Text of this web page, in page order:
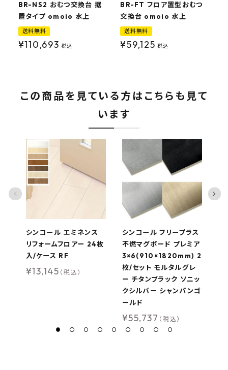
BR-NS2 おむつ交換台 据
置タイプ omoio 水上
送料無料
¥110,693 税込
BR-FT フロア置型おむつ
交換台 omoio 水上
送料無料
¥59,125 税込
この商品を見ている方はこちらも見て
います
シンコール エミネンス
リフォームフロアー 24枚
入/ケース RF
¥13,145 （税込）
シンコール フリープラス
不燃マグボード プレミア
3×6(910×1820mm) 2
枚/セット モルタルグレ
ー チタンブラック ソニッ
クシルバー シャンパンゴ
ールド
¥55,737 （税込）